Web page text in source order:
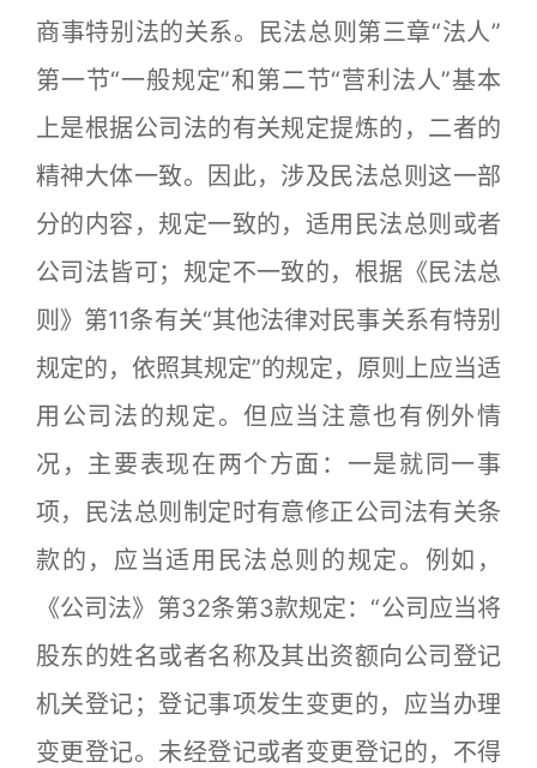
商事特别法的关系。民法总则第三章“法人”
第一节“一般规定”和第二节“营利法人”基本
上是根据公司法的有关规定提炼的，二者的
精神大体一致。因此，涉及民法总则这一部
分的内容，规定一致的，适用民法总则或者
公司法皆可；规定不一致的，根据《民法总
则》第11条有关“其他法律对民事关系有特别
规定的，依照其规定”的规定，原则上应当适
用公司法的规定。但应当注意也有例外情
况，主要表现在两个方面：一是就同一事
项，民法总则制定时有意修正公司法有关条
款的，应当适用民法总则的规定。例如，
《公司法》第32条第3款规定：“公司应当将
股东的姓名或者名称及其出资额向公司登记
机关登记；登记事项发生变更的，应当办理
变更登记。未经登记或者变更登记的，不得